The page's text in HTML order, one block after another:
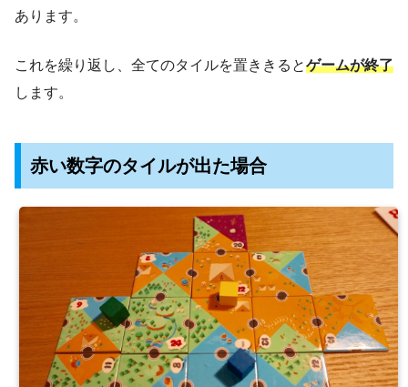
あります。
これを繰り返し、全てのタイルを置ききるとゲームが終了
します。
赤い数字のタイルが出た場合